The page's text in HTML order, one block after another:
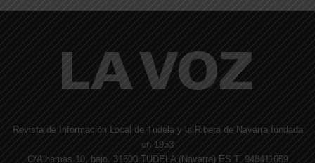
Revista de Información Local de Tudela y la Ribera de Navarra fundada
en 1953
C/Alhemas 10, bajo. 31500 TUDELA (Navarra) ES T. 948411059